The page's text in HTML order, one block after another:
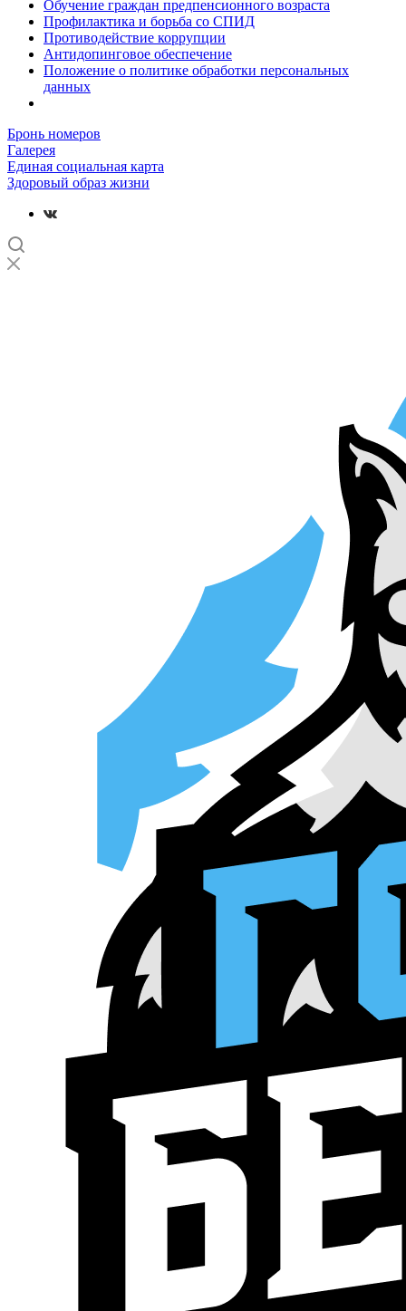
Обучение граждан предпенсионного возраста
Профилактика и борьба со СПИД
Противодействие коррупции
Антидопинговое обеспечение
Положение о политике обработки персональных
данных
Бронь номеров
Галерея
Единая социальная карта
Здоровый образ жизни